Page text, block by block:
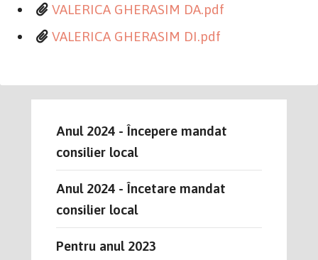
VALERICA GHERASIM DA.pdf
VALERICA GHERASIM DI.pdf
Anul 2024 - Începere mandat
consilier local
Anul 2024 - Încetare mandat
consilier local
Pentru anul 2023